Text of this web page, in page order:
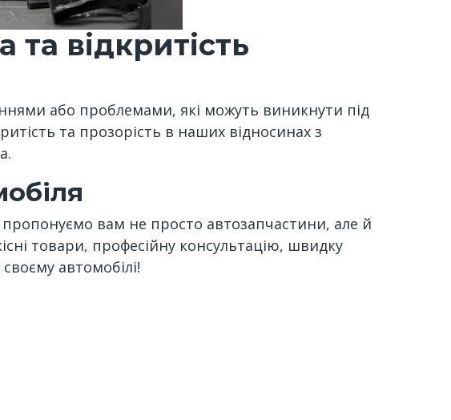
та відкритість
або проблемами, які можуть виникнути під
та прозорість в наших відносинах з
вам не просто автозапчастини, але й
товари, професійну консультацію, швидку
автомобілі!